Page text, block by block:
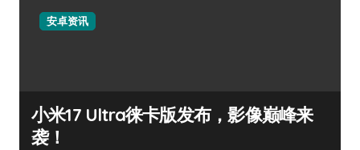
安卓资讯
小米17 Ultra徕卡版发布，影像巅峰来
袭！